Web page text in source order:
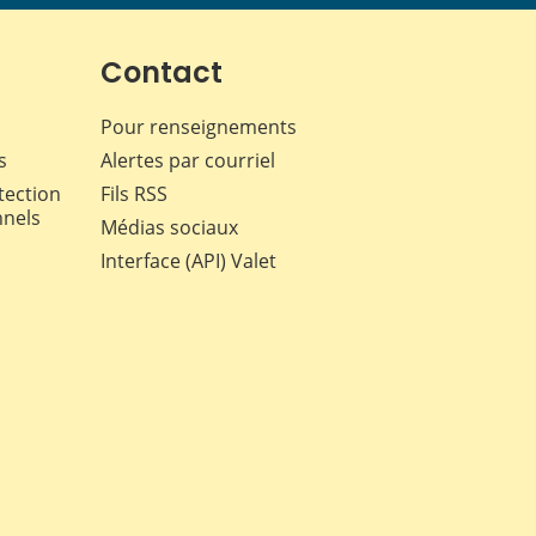
page
Facebook
page page page
Contact
Pour renseignements
Alertes par courriel
Fils RSS
Médias sociaux
Interface (API) Valet